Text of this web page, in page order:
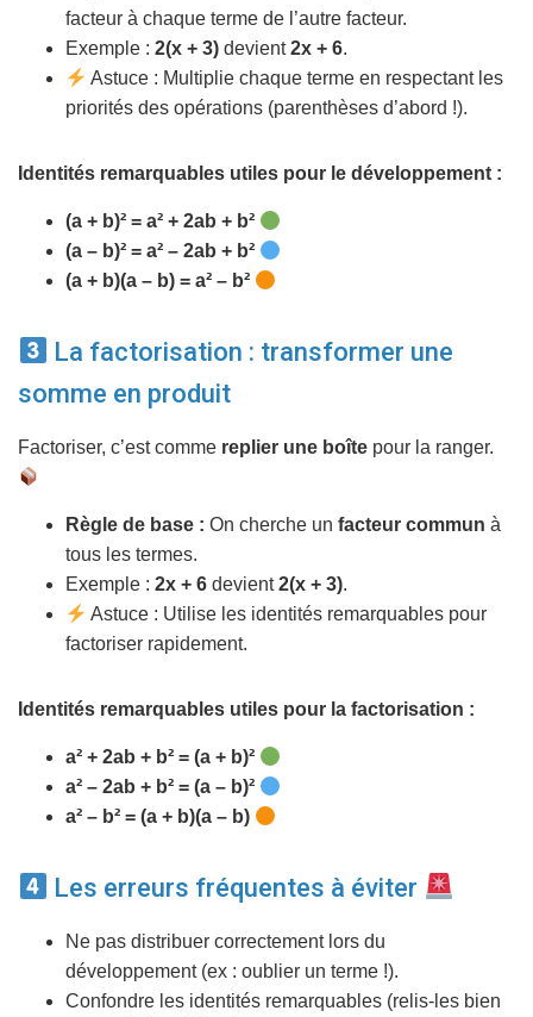
facteur à chaque terme de l’autre facteur.
Exemple : 2(x + 3) devient2x + 6.
Astuce : Multiplie chaque terme en respectant les
priorités des opérations (parenthèses d’abord !).
Identités remarquables utiles pour le développement :
(a + b)² = a² + 2ab + b²
(a – b)² = a² – 2ab + b²
(a + b)(a – b) = a² – b²
La factorisation : transformer une
somme en produit
Factoriser, c’est comme replier une boîte pour la ranger.
Règle de base : On cherche un facteur commun à
tous les termes.
Exemple : 2x + 6 devient2(x + 3).
Astuce : Utilise les identités remarquables pour
factoriser rapidement.
Identités remarquables utiles pour la factorisation :
a² + 2ab + b² = (a + b)²
a² – 2ab + b² = (a – b)²
a² – b² = (a + b)(a – b)
Les erreurs fréquentes à éviter
Ne pas distribuer correctement lors du
développement (ex : oublier un terme !).
Confondre les identités remarquables (relis-les bien